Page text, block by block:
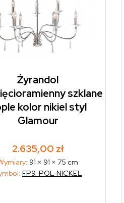
Żyrandol
szklane
kolor nikiel styl
Glamour
2.635,00 zł
91 × 91 × 75 cm
FP9-POL-NICKEL